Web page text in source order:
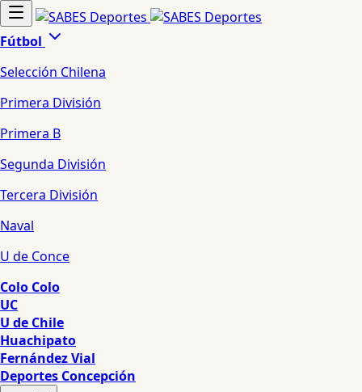
Fútbol
Selección Chilena
Primera División
Primera B
Segunda División
Tercera División
Naval
U de Conce
Colo Colo
UC
U de Chile
Huachipato
Fernández Vial
Deportes Concepción